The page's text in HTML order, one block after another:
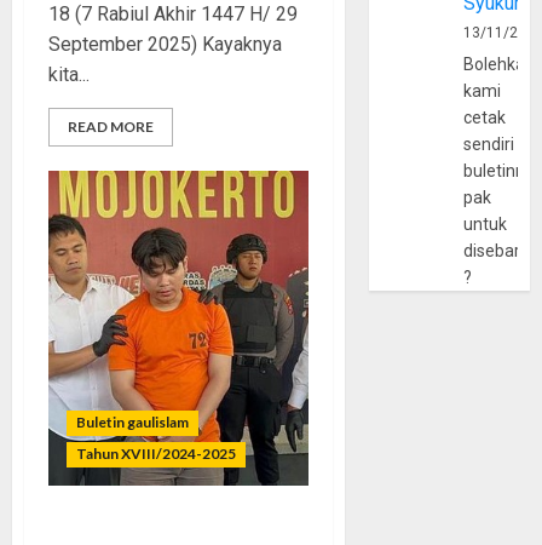
18 (7 Rabiul Akhir 1447 H/ 29
September 2025) Kayaknya
kita...
READ MORE
Buletin gaulislam
Tahun XVIII/2024-2025
13/11/
Bolehkah
kami
cetak
sendiri
pak
untuk
?